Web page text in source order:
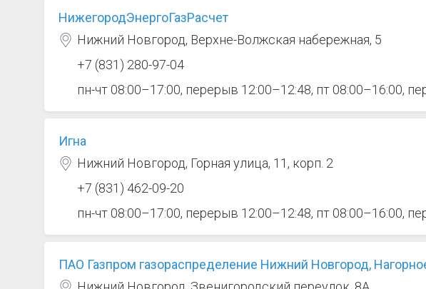
НижегородЭнергоГазРасчет
Нижний Новгород, Верхне-Волжская набережная, 5
+7 (831) 280-97-04
пн-чт 08:00–17:00, перерыв 12:00–12:48, пт 08:00–16:00,
Игна
Нижний Новгород, Горная улица, 11, корп. 2
+7 (831) 462-09-20
пн-чт 08:00–17:00, перерыв 12:00–12:48, пт 08:00–16:00,
ПАО Газпром газораспределение Нижний Новгород,